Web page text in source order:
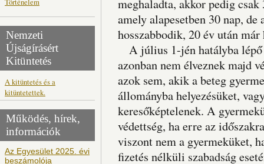
Nemzeti
Újságírásért
Kitüntetés
A kitüntetés és a
kitüntetettek.
Működés, hírek,
információk
Az Egyesület 2025. évi
beszámolója
meghaladta, akkor pedig
amely alapesetben 30 nap,
hosszabbodik, 20 év után
A július 1-jén hatályba
azonban nem élveznek majd
azok sem, akik a beteg
állományba helyezésüket,
keresőképtelenek. A
védettség, ha erre az
viszont nem a gyermeküket,
fizetés nélküli szabadság